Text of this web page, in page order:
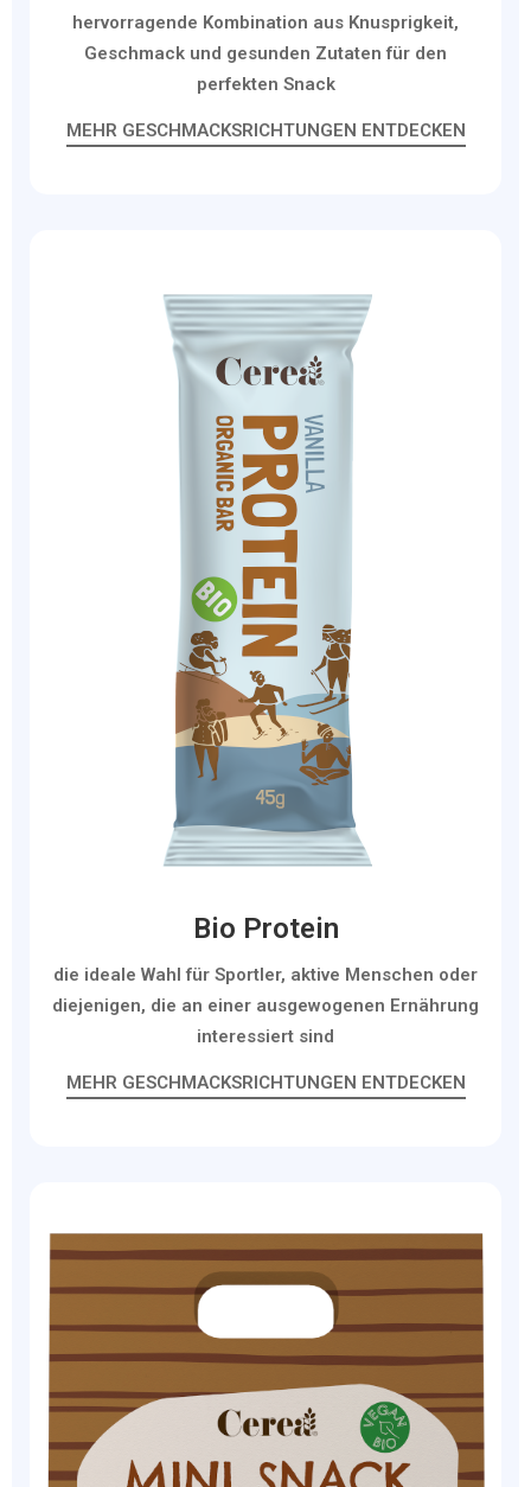
hervorragende Kombination aus Knusprigkeit,
Geschmack und gesunden Zutaten für den
perfekten Snack
MEHR GESCHMACKSRICHTUNGEN ENTDECKEN
Bio Protein
die ideale Wahl für Sportler, aktive Menschen oder
diejenigen, die an einer ausgewogenen Ernährung
interessiert sind
MEHR GESCHMACKSRICHTUNGEN ENTDECKEN